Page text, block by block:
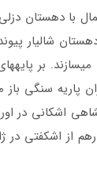
با دهستان
شاليار پیوند
بر
اشکانی در
خرید و فروش یک باغ